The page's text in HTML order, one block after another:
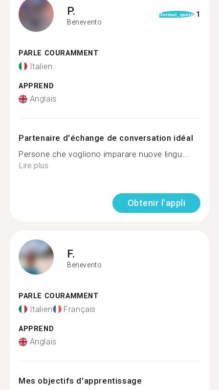
P.
Benevento
format_quote 1
PARLE COURAMMENT
Italien
APPREND
Anglais
Partenaire d'échange de conversation idéal
Persone che vogliono imparare nuove lingu...
Lire plus
Obtenir l'appli
F.
Benevento
PARLE COURAMMENT
Italien Français
APPREND
Anglais
Mes objectifs d'apprentissage